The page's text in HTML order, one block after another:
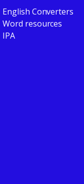
English Converters
Word resources
IPA